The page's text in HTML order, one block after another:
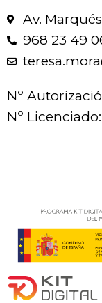
Av.
968 23 49
Nº
Nº Licenciado: